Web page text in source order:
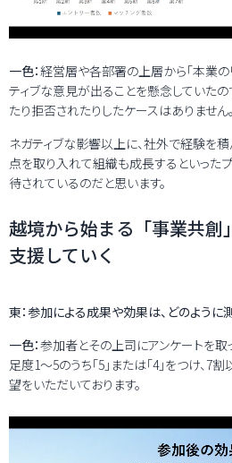
一色：経営層や各部署の上層から「本業の
ティブな意見が出ることを懸念していた
たり拒否されたりしたケースはありません。
ネガティブな影響以上に、社外で経験を
点を取り入れて組織も成長するといった
待されているのだと思います。
越境から始まる「事業共創
支援していく
東：参加による成果や効果は、どのように
一色：参加者とその上司にアンケートを取
足度1～5のうち「5」または「4」をつけ、
望をいただいております。